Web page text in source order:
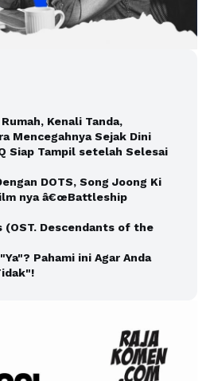
Kenali Tanda,
Mencegahnya Sejak Dini
Siap Tampil setelah Selesai
DOTS, Song Joong Ki
nya â€œBattleship
(OST. Descendants of the
Pahami ini Agar Anda